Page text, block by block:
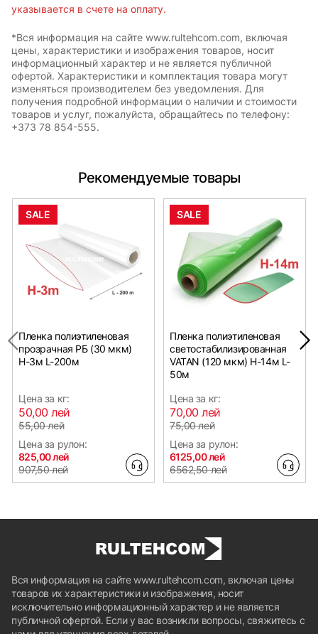
указывается в счете на оплату.
*Вся информация на сайте www.rultehcom.com, включая
цены, характеристики и изображения товаров, носит
информационный характер и не является публичной
офертой. Характеристики и комплектация товара могут
изменяться производителем без уведомления. Для
получения подробной информации о наличии и стоимости
товаров и услуг, пожалуйста, обращайтесь по телефону:
+373 78 854-555.
Рекомендуемые товары
SALE
Пленка полиэтиленовая
прозрачная РБ (30 мкм)
Н-3м L-200м
Цена за кг:
50,00 лей
55,00 лей
Цена за рулон:
825,00 лей
907,50 лей
SALE
Пленка полиэтиленовая
светостабилизированная
VATAN (120 мкм) Н-14м L-
50м
Цена за кг:
70,00 лей
75,00 лей
Цена за рулон:
6125,00 лей
6562,50 лей
Вся информация на сайте www.rultehcom.com, включая цены
товаров их характеристики и изображения, носит
исключительно информационный характер и не является
публичной офертой. Если у вас возникли вопросы, свяжитесь с